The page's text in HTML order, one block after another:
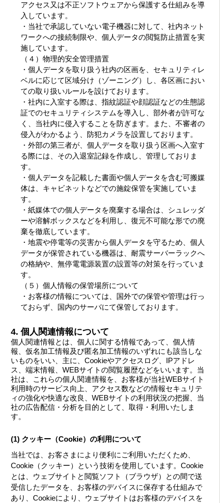
アクセス又は不正ソフトウェアから保護する仕組みを導
入しています。
・当社で承認していない電子機器に対して、社内ネット
ワークへの接続制限や、個人データの閲覧防止措置を実
施しています。
（４）物理的安全管理措置
・個人データを取り扱う社内の区画を、セキュリティレ
ベルに応じて区域分け（ゾーニング）し、各区画におい
ての取り扱いルールを設けております。
・社内に入室する際は、指紋認証や顔認証などの生態認
証でのセキュリティシステムを導入し、部外者が許可な
く、当社内に侵入することを防ぎます。また、不審者の
侵入がわかるよう、防犯カメラを設置しております。
・外部の第三者が、個人データを取り扱う区画へ入室す
る際には、その入退室記録を作成し、管理しておりま
す。
・個人データを記載した書面や個人データを含む可搬媒
体は、キャビネットなどでの施錠保管を実施していま
す。
・紙媒体での個人データを廃棄する場合は、シュレッダ
ーや溶解ボックスなどを利用し、復元不可能な形での廃
棄を徹底しています。
・地震や停電等の災害から個人データを守るため、個人
データが保管されている機器は、耐震サーバーラックへ
の格納や、無停電電源装置の設置等の対策を行っていま
す。
（５）個人情報の保管場所について
・お客様の情報については、国外での保管や管理は行っ
ておらず、国内のサーバにて保管しております。
4. 個人関連情報について
個人関連情報とは、個人に関する情報であって、個人情
報、仮名加工情報及び匿名加工情報のいずれにも該当しな
いものをいい、主に、Cookieやアクセスログ、IPアドレ
ス、端末情報、WEBサイトの閲覧履歴などをいいます。当
社は、これらの個人関連情報を、お客様が当社WEBサイト
利用時のサービス向上、アクセス数などの情報セキュリテ
ィの強化や快適な改良、WEBサイトの利用状況の把握、当
社の広告配信・分析を目的として、取得・利用いたしま
す。
(1) クッキー（Cookie）の利用について
当社では、お客さまにより便利にご利用いただくため、
Cookie（クッキー）という技術を使用しています。Cookie
とは、ウェブサイトと閲覧ソフト（ブラウザ）との間で送
受信したデータを、お客様のデバイスに保存する仕組みで
あり、Cookieにより、ウェブサイトはお客様のデバイスを